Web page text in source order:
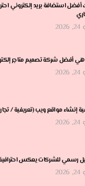
أفضل استضافة بريد إلكتروني
أفضل شركة تصميم متاجر
إنشاء مواقع ويب (تعريفية /
رسمي للشركات يعكس احترافية